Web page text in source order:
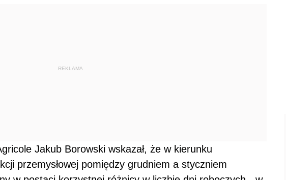
REKLAMA
Jakub Borowski wskazał, że w kierunku
przemysłowej pomiędzy grudniem a styczniem